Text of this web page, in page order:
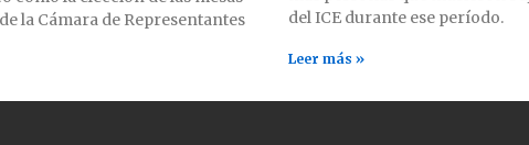
la Cámara de Representantes
del ICE durante ese período.
Leer más »